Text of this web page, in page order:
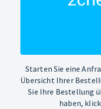
Starten Sie eine
Übersicht Ihrer
Sie Ihre Bestellung
haben,